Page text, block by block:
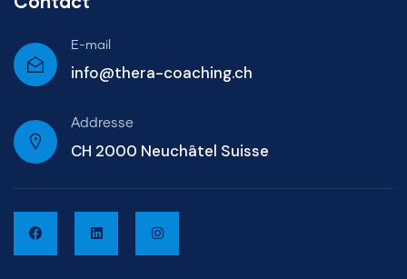
E-mail
info@thera-coaching.ch
Addresse
CH 2000 Neuchâtel Suisse